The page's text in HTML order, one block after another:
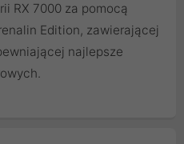
RX 7000 za pomocą
Edition, zawierającej
najlepsze